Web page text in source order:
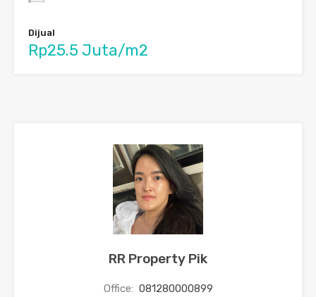
Dijual
Rp25.5 Juta/m2
RR Property Pik
Office: 081280000899